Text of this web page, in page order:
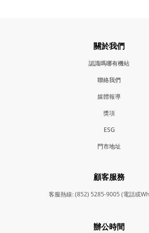
關於我們
認識嗎哪有機站
聯絡我們
媒體報導
獎項
ESG
門市地址
顧客服務
客服熱線: (852) 5285-9005 (電話或
辦公時間